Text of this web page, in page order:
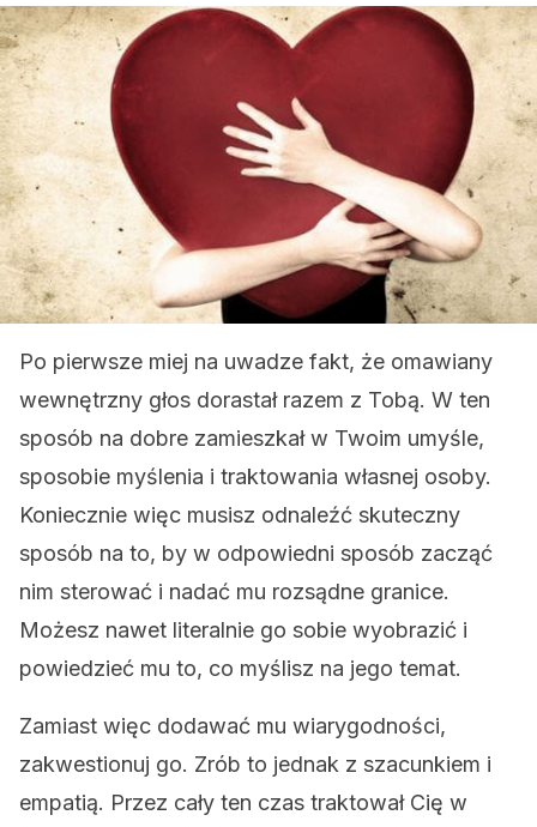
Po pierwsze miej na uwadze fakt, że omawiany
wewnętrzny głos dorastał razem z Tobą. W ten
sposób na dobre zamieszkał w Twoim umyśle,
sposobie myślenia i traktowania własnej osoby.
Koniecznie więc musisz odnaleźć skuteczny
sposób na to, by w odpowiedni sposób zacząć
nim sterować i nadać mu rozsądne granice.
Możesz nawet literalnie go sobie wyobrazić i
powiedzieć mu to, co myślisz na jego temat.
Zamiast więc dodawać mu wiarygodności,
zakwestionuj go. Zrób to jednak z szacunkiem i
empatią. Przez cały ten czas traktował Cię w